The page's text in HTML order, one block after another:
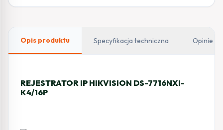
Opis produktu Specyfikacja techniczna Opinie
REJESTRATOR IP HIKVISION DS-7716NXI-
K4/16P